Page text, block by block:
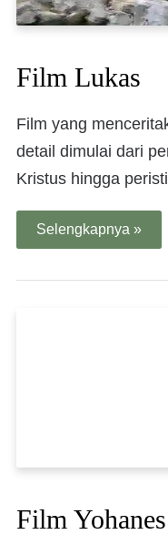
Film Lukas
Film yang
detail dimulai dari
Kristus hingga
Selengkapnya »
Film Yohanes